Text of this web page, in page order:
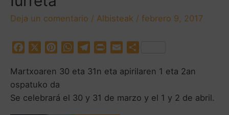
Deja un comentario / Albisteak / febrero 9, 2017
c
e
b
n
t
e
W
a
s
l
g
i
t
a
l
m
a
Martxoaren 30 eta 31n eta apirilaren 1 eta 2an
ospatuko da
Se celebrará el 30 y 31 de marzo y el 1 y 2 de abril.